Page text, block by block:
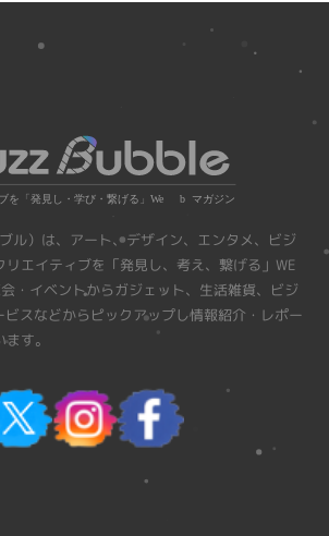
ル）は、アート、デザイン、エンタメ、ビジ
エイティブを「発見し、考え、繋げる」WE
・イベントからガジェット、生活雑貨、ビジ
ビスなどからピックアップし情報紹介・レポー
す。